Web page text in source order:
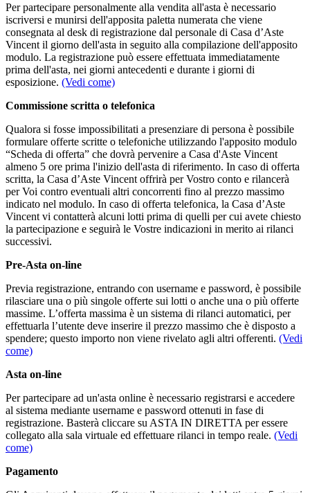
Per partecipare personalmente alla vendita all'asta è necessario
iscriversi e munirsi dell'apposita paletta numerata che viene
consegnata al desk di registrazione dal personale di Casa d’Aste
Vincent il giorno dell'asta in seguito alla compilazione dell'apposito
modulo. La registrazione può essere effettuata immediatamente
prima dell'asta, nei giorni antecedenti e durante i giorni di
esposizione. (Vedi come)
Commissione scritta o telefonica
Qualora si fosse impossibilitati a presenziare di persona è possibile
formulare offerte scritte o telefoniche utilizzando l'apposito modulo
“Scheda di offerta” che dovrà pervenire a Casa d'Aste Vincent
almeno 5 ore prima l'inizio dell'asta di riferimento. In caso di offerta
scritta, la Casa d’Aste Vincent offrirà per Vostro conto e rilancerà
per Voi contro eventuali altri concorrenti fino al prezzo massimo
indicato nel modulo. In caso di offerta telefonica, la Casa d’Aste
Vincent vi contatterà alcuni lotti prima di quelli per cui avete chiesto
la partecipazione e seguirà le Vostre indicazioni in merito ai rilanci
successivi.
Pre-Asta on-line
Previa registrazione, entrando con username e password, è possibile
rilasciare una o più singole offerte sui lotti o anche una o più offerte
massime. L’offerta massima è un sistema di rilanci automatici, per
effettuarla l’utente deve inserire il prezzo massimo che è disposto a
spendere; questo importo non viene rivelato agli altri offerenti. (Vedi
come)
Asta on-line
Per partecipare ad un'asta online è necessario registrarsi e accedere
al sistema mediante username e password ottenuti in fase di
registrazione. Basterà cliccare su ASTA IN DIRETTA per essere
collegato alla sala virtuale ed effettuare rilanci in tempo reale. (Vedi
come)
Pagamento